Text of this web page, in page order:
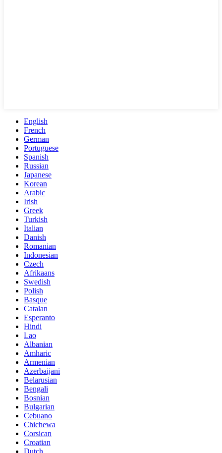
English
French
German
Portuguese
Spanish
Russian
Japanese
Korean
Arabic
Irish
Greek
Turkish
Italian
Danish
Romanian
Indonesian
Czech
Afrikaans
Swedish
Polish
Basque
Catalan
Esperanto
Hindi
Lao
Albanian
Amharic
Armenian
Azerbaijani
Belarusian
Bengali
Bosnian
Bulgarian
Cebuano
Chichewa
Corsican
Croatian